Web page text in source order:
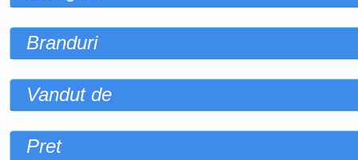
Branduri
Vandut de
Pret